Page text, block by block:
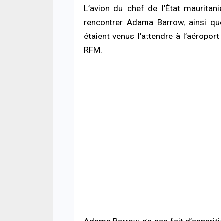
L’avion du chef de l’État
rencontrer Adama Barrow, ainsi
étaient venus l’attendre à
RFM.